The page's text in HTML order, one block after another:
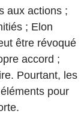
aux actions ;
; Elon
être révoqué
accord ;
Pourtant, les
pour